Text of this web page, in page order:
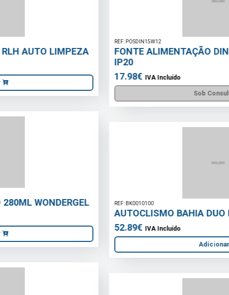
FONTE ALIMENTAÇÃO DIN 12V DC 1.25A 15W
17.98€IVA Incluído
Sob Consulta
REF: BK0010100
AUTOCLISMO BAHIA DUO EXTERIOR BRANCO
52.89€IVA Incluído